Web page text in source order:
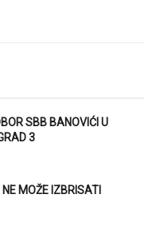
SBB BANOVIĆI U
3
MOŽE IZBRISATI